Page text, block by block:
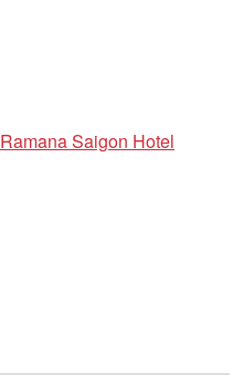
Ramana Saigon Hotel